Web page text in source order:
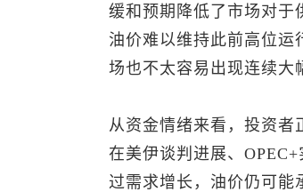
缓和预期降低了市场对于
油价难以维持此前高位运
场也不太容易出现连续大
从资金情绪来看，投资者
在美伊谈判进展、
过需求增长，油价仍可能